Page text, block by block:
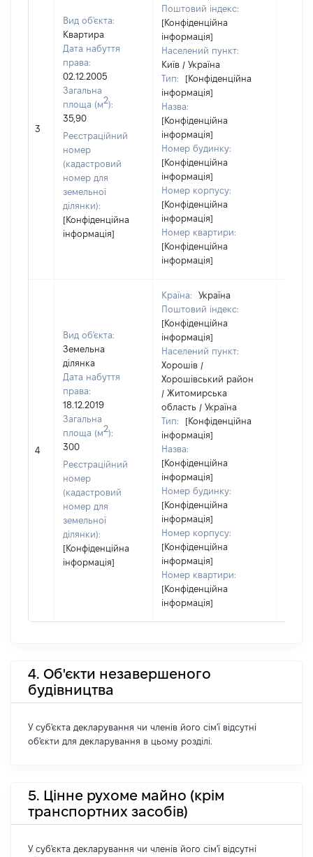
3
Вид об'єкта:
Квартира
Дата набуття
права:
02.12.2005
Загальна
площа (м2):
35,90
Реєстраційний
номер
(кадастровий
номер для
земельної
ділянки):
[Конфіденційна
інформація]
Поштовий індекс:
[Конфіденційна
інформація]
Населений пункт:
Київ / Україна
Тип:
[Конфіденційна
інформація]
Назва:
[Конфіденційна
інформація]
Номер будинку:
[Конфіденційна
інформація]
Номер корпусу:
[Конфіденційна
інформація]
Номер квартири:
[Конфіденційна
інформація]
4
Вид об'єкта:
Земельна
ділянка
Дата набуття
права:
18.12.2019
Загальна
площа (м2):
300
Реєстраційний
номер
(кадастровий
номер для
земельної
ділянки):
[Конфіденційна
інформація]
Країна:
Україна
Поштовий індекс:
[Конфіденційна
інформація]
Населений пункт:
Хорошів /
Хорошівський район
/ Житомирська
область / Україна
Тип:
[Конфіденційна
інформація]
Назва:
[Конфіденційна
інформація]
Номер будинку:
[Конфіденційна
інформація]
Номер корпусу:
[Конфіденційна
інформація]
Номер квартири:
[Конфіденційна
інформація]
4. Об'єкти незавершеного
будівництва
У суб'єкта декларування чи членів його сім'ї відсутні
об'єкти для декларування в цьому розділі.
5. Цінне рухоме майно (крім
транспортних засобів)
У суб'єкта декларування чи членів його сім'ї відсутні